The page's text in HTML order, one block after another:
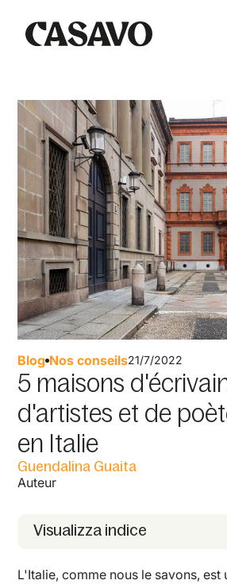
Blog Nos conseils21/7/2022
5 maisons
d'artistes et de
en Italie
Guendalina Guaita
Auteur
Visualizza indice
L'Italie, comme nous le savons, est